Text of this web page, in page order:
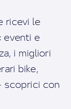
ricevi le
eventi e
i migliori
bike,
scoprici con